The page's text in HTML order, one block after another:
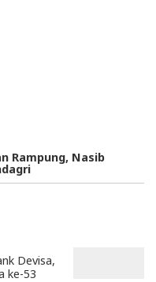
Rampung, Nasib
Devisa,
ke-53